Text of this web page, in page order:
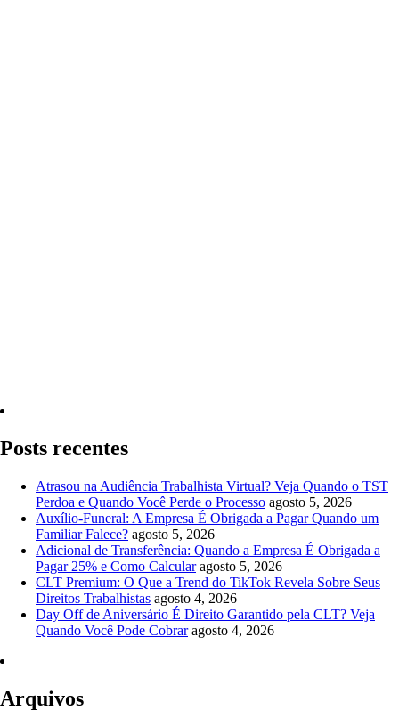
Posts recentes
Atrasou na Audiência Trabalhista Virtual? Veja Quando o TST
Perdoa e Quando Você Perde o Processo agosto 5, 2026
Auxílio-Funeral: A Empresa É Obrigada a Pagar Quando um
Familiar Falece? agosto 5, 2026
Adicional de Transferência: Quando a Empresa É Obrigada a
Pagar 25% e Como Calcular agosto 5, 2026
CLT Premium: O Que a Trend do TikTok Revela Sobre Seus
Direitos Trabalhistas agosto 4, 2026
Day Off de Aniversário É Direito Garantido pela CLT? Veja
Quando Você Pode Cobrar agosto 4, 2026
Arquivos